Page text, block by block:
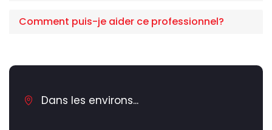
Comment puis-je aider ce professionnel?
Dans les environs...